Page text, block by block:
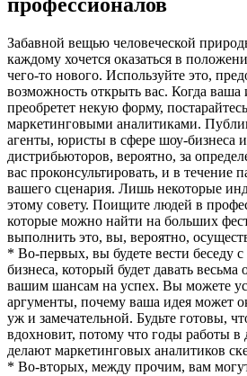
Забавной вещью человеческой
каждому хочется оказаться в
чего-то нового. Используйте это,
возможность открыть вас. Когда
преобретет некую форму,
маркетинговыми аналитиками.
агенты, юристы в сфере шоу-бизнеса
дистрибьюторов, вероятно, за
вас проконсультировать, и в течение
вашего сценария. Лишь некоторые
этому совету. Поищите людей в
которые можно найти на больших
выполнить это, вы, вероятно,
* Во-первых, вы будете вести беседу
бизнеса, который будет давать
вашим шансам на успех. Вы можете
аргументы, почему ваша идея может
уж и замечательной. Будьте готовы,
вдохновит, потому что годы работы в
делают маркетинговых аналитиков
* Во-вторых, между прочим, вам